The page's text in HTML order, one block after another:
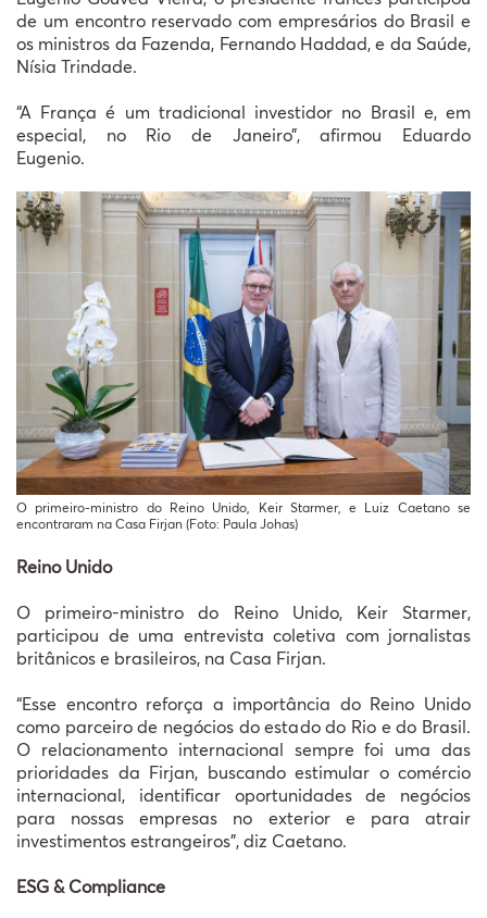
de um encontro reservado com empresários do Brasil e
os ministros da Fazenda, Fernando Haddad, e da Saúde,
Nísia Trindade.
“A França é um tradicional investidor no Brasil e, em
especial, no Rio de Janeiro”, afirmou Eduardo
Eugenio.
O primeiro-ministro do Reino Unido, Keir Starmer, e Luiz Caetano se
encontraram na Casa Firjan (Foto: Paula Johas)
Reino Unido
O primeiro-ministro do Reino Unido, Keir Starmer,
participou de uma entrevista coletiva com jornalistas
britânicos e brasileiros, na Casa Firjan.
“Esse encontro reforça a importância do Reino Unido
como parceiro de negócios do estado do Rio e do Brasil.
O relacionamento internacional sempre foi uma das
prioridades da Firjan, buscando estimular o comércio
internacional, identificar oportunidades de negócios
para nossas empresas no exterior e para atrair
investimentos estrangeiros”, diz Caetano.
ESG & Compliance